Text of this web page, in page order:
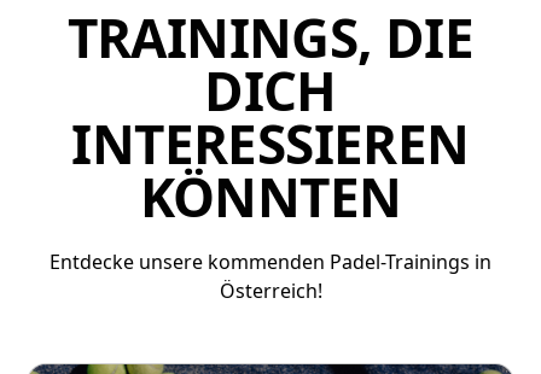
TRAININGS, DIE
DICH
INTERESSIEREN
KÖNNTEN
Entdecke unsere kommenden Padel-Trainings in
Österreich!